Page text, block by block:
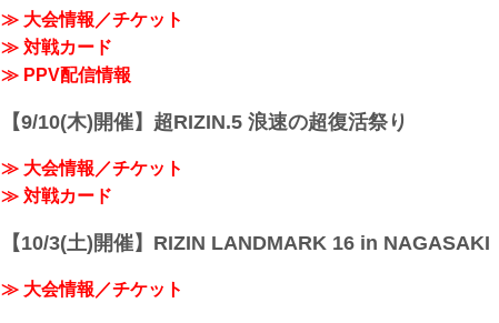
≫ 大会情報／チケット
≫ 対戦カード
≫ PPV配信情報
【9/10(木)開催】超RIZIN.5 浪速の超復活祭り
≫ 大会情報／チケット
≫ 対戦カード
【10/3(土)開催】RIZIN LANDMARK 16 in NAGASAKI
≫ 大会情報／チケット